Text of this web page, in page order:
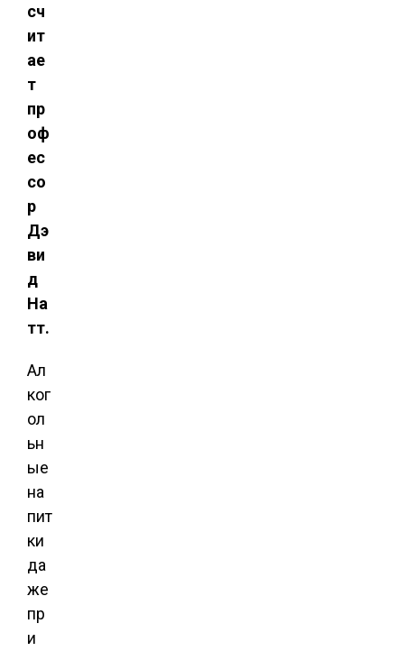
сч
ит
ае
т
пр
оф
ес
со
р
Дэ
ви
д
На
тт.
Ал
ког
ол
ьн
ые
на
пит
ки
да
же
пр
и